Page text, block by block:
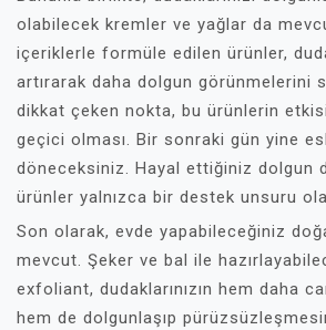
olabilecek kremler ve yağlar da
içeriklerle formüle edilen ürünler,
artırarak daha dolgun görünmelerini
dikkat çeken nokta, bu ürünlerin
geçici olması. Bir sonraki gün yine
döneceksiniz. Hayal ettiğiniz dolgun
ürünler yalnızca bir destek unsuru
Son olarak, evde yapabileceğiniz
mevcut. Şeker ve bal ile
exfoliant, dudaklarınızın hem daha
hem de dolgunlaşıp